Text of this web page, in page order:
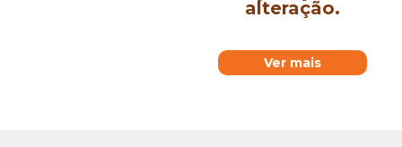
alteração.
Ver mais